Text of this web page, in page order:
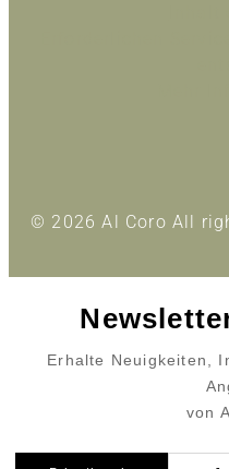
© 2026 Al Coro All
Erhalte Neuigkeiten,
von